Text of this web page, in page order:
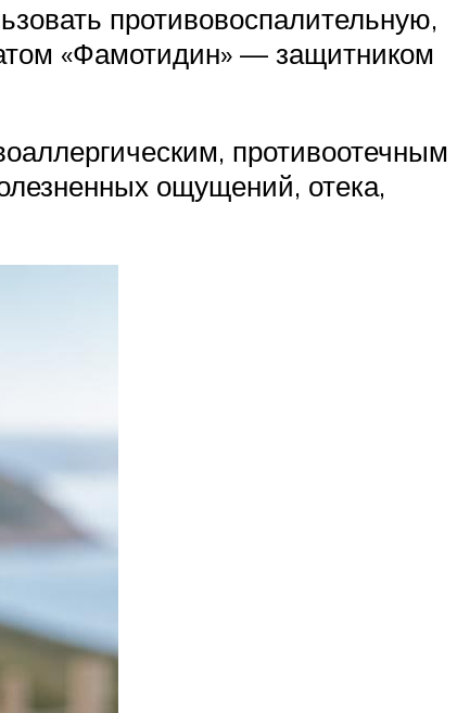
противовоспалительную,
«Фамотидин» — защитником
противоотечным
ощущений, отека,